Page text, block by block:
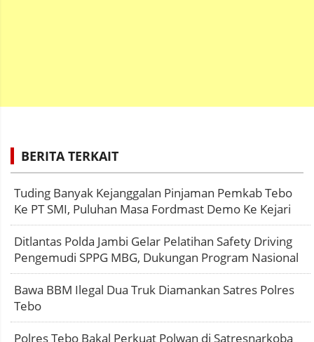
BERITA TERKAIT
Tuding Banyak Kejanggalan Pinjaman Pemkab Tebo
Ke PT SMI, Puluhan Masa Fordmast Demo Ke Kejari
Ditlantas Polda Jambi Gelar Pelatihan Safety Driving
Pengemudi SPPG MBG, Dukungan Program Nasional
Bawa BBM Ilegal Dua Truk Diamankan Satres Polres
Tebo
Polres Tebo Bakal Perkuat Polwan di Satresnarkoba